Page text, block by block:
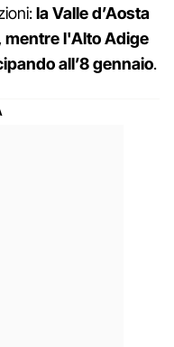
la Valle d’Aosta
mentre l'Alto Adige
all’8 gennaio.